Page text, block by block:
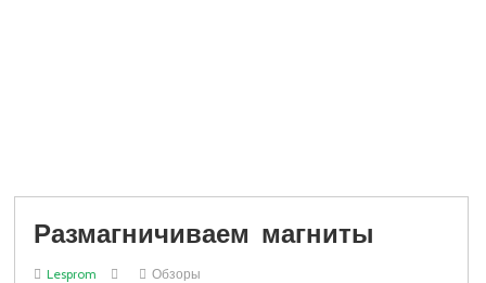
Размагничиваем магниты
Lesprom Обзоры